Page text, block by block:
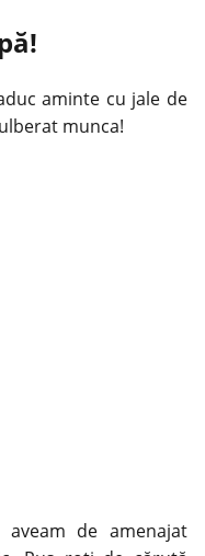
aminte cu jale de
munca!
de amenajat